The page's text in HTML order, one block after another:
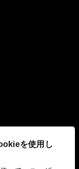
を使用し